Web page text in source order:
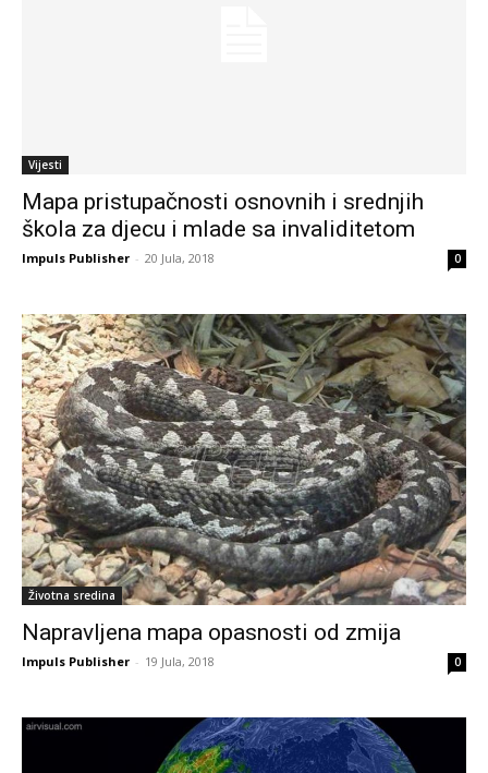
Vijesti
Mapa pristupačnosti osnovnih i srednjih
škola za djecu i mlade sa invaliditetom
Impuls Publisher - 20 Jula, 2018 0
Životna sredina
Napravljena mapa opasnosti od zmija
Impuls Publisher - 19 Jula, 2018 0